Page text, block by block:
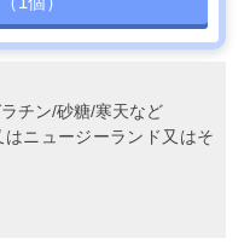
チン/砂糖/寒天など
ニュージーランド又はそ